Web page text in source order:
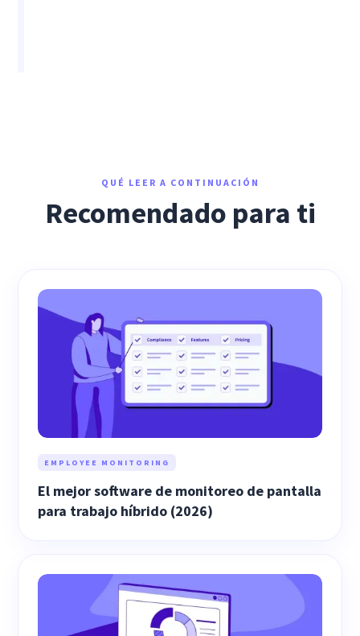
QUÉ LEER A CONTINUACIÓN
Recomendado para ti
EMPLOYEE MONITORING
El mejor software de monitoreo de pantalla
para trabajo híbrido (2026)